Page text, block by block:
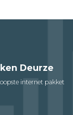
Deurze
internet pakket